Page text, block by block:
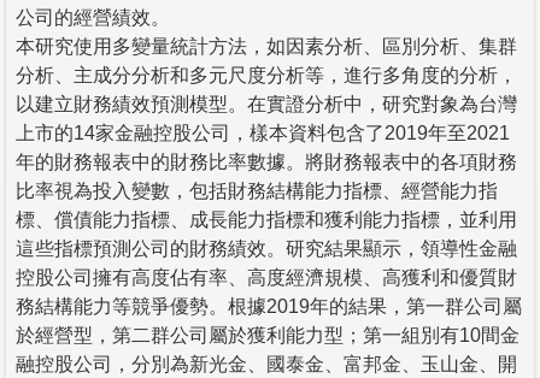
公司的經營績效。
本研究使用多變量統計方法，如因素分析、區別分析、集群
分析、主成分分析和多元尺度分析等，進行多角度的分析，
以建立財務績效預測模型。在實證分析中，研究對象為台灣
上市的14家金融控股公司，樣本資料包含了2019年至2021
年的財務報表中的財務比率數據。將財務報表中的各項財務
比率視為投入變數，包括財務結構能力指標、經營能力指
標、償債能力指標、成長能力指標和獲利能力指標，並利用
這些指標預測公司的財務績效。研究結果顯示，領導性金融
控股公司擁有高度佔有率、高度經濟規模、高獲利和優質財
務結構能力等競爭優勢。根據2019年的結果，第一群公司屬
於經營型，第二群公司屬於獲利能力型；第一組別有10間金
融控股公司，分別為新光金、國泰金、富邦金、玉山金、開